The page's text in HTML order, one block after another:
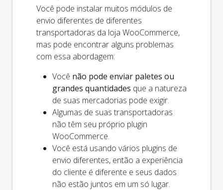
Você pode instalar muitos módulos de
envio diferentes de diferentes
transportadoras da loja WooCommerce,
mas pode encontrar alguns problemas
com essa abordagem:
Você não pode enviar paletes ou
grandes quantidades que a natureza
de suas mercadorias pode exigir.
Algumas de suas transportadoras
não têm seu próprio plugin
WooCommerce.
Você está usando vários plugins de
envio diferentes, então a experiência
do cliente é diferente e seus dados
não estão juntos em um só lugar.